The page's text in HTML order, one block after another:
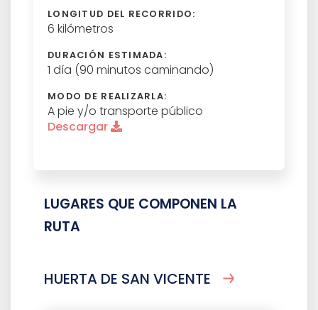
LONGITUD DEL RECORRIDO:
6 kilómetros
DURACIÓN ESTIMADA:
1 día (90 minutos caminando)
MODO DE REALIZARLA:
A pie y/o transporte público
Descargar
LUGARES QUE COMPONEN LA
RUTA
HUERTA DE SAN VICENTE